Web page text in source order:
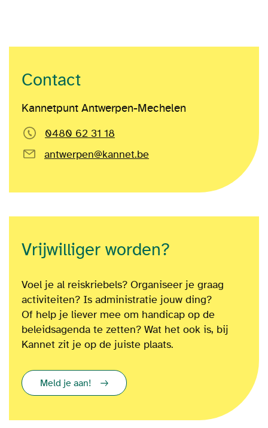
Contact
Kannetpunt Antwerpen-Mechelen
0480 62 31 18
antwerpen@kannet.be
Vrijwilliger worden?
Voel je al reiskriebels? Organiseer je graag
activiteiten? Is administratie jouw ding?
Of help je liever mee om handicap op de
beleidsagenda te zetten? Wat het ook is, bij
Kannet zit je op de juiste plaats.
Meld je aan!